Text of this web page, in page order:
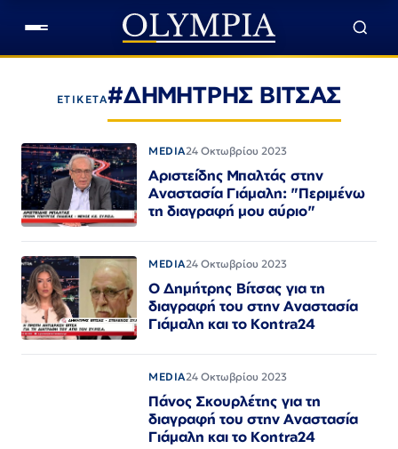
ΕΤΙΚΕΤΑ#ΔΗΜΗΤΡΗΣ ΒΙΤΣΑΣ
MEDIA24 Οκτωβρίου 2023
Αριστείδης Μπαλτάς στην
Αναστασία Γιάμαλη: "Περιμένω
τη διαγραφή μου αύριο"
MEDIA24 Οκτωβρίου 2023
Ο Δημήτρης Βίτσας για τη
διαγραφή του στην Αναστασία
Γιάμαλη και το Kontra24
MEDIA24 Οκτωβρίου 2023
Πάνος Σκουρλέτης για τη
διαγραφή του στην Αναστασία
Γιάμαλη και το Kontra24